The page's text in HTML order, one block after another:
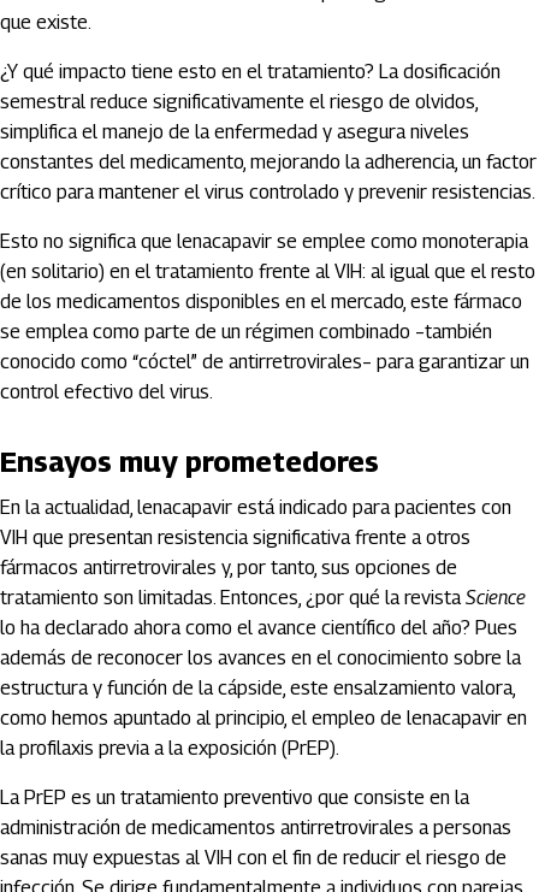
que existe.
¿Y qué impacto tiene esto en el tratamiento? La dosificación
semestral reduce significativamente el riesgo de olvidos,
simplifica el manejo de la enfermedad y asegura niveles
constantes del medicamento, mejorando la adherencia, un factor
crítico para mantener el virus controlado y prevenir resistencias.
Esto no significa que lenacapavir se emplee como monoterapia
(en solitario) en el tratamiento frente al VIH: al igual que el resto
de los medicamentos disponibles en el mercado, este fármaco
se emplea como parte de un régimen combinado –también
conocido como “cóctel” de antirretrovirales– para garantizar un
control efectivo del virus.
Ensayos muy prometedores
En la actualidad, lenacapavir está indicado para pacientes con
VIH que presentan resistencia significativa frente a otros
fármacos antirretrovirales y, por tanto, sus opciones de
tratamiento son limitadas. Entonces, ¿por qué la revistaScience
lo ha declarado ahora como el avance científico del año? Pues
además de reconocer los avances en el conocimiento sobre la
estructura y función de la cápside, este ensalzamiento valora,
como hemos apuntado al principio, el empleo de lenacapavir en
la profilaxis previa a la exposición (PrEP).
La PrEP es un tratamiento preventivo que consiste en la
administración de medicamentos antirretrovirales a personas
sanas muy expuestas al VIH con el fin de reducir el riesgo de